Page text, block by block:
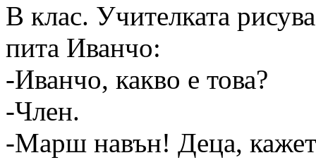
В клас. Учителката
пита Иванчо:
-Иванчо, какво е това?
-Член.
-Марш навън! Деца,